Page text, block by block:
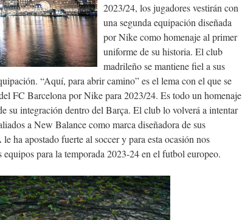
2023/24, los jugadores vestirán con
una segunda equipación diseñada
por Nike como homenaje al primer
uniforme de su historia. El club
madrileño se mantiene fiel a sus
“Aquí, para abrir camino” es el lema con el que se
FC Barcelona por Nike para 2023/24. Es todo un homenaje
su integración dentro del Barça. El club lo volverá a intentar
a New Balance como marca diseñadora de sus
ha apostado fuerte al soccer y para esta ocasión nos
equipos para la temporada 2023-24 en el futbol europeo.